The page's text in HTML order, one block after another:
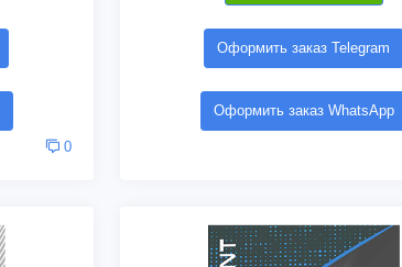
0
Оформить заказ Telegram
Оформить заказ WhatsApp